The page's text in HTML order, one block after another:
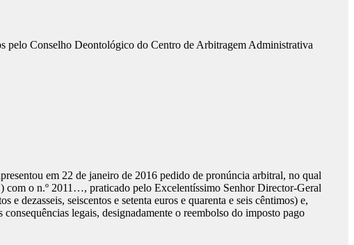
pelo Conselho Deontológico do Centro de Arbitragem Administrativa
em 22 de janeiro de 2016 pedido de pronúncia arbitral, no qual
com o n.º 2011…, praticado pelo Excelentíssimo Senhor Director-Geral
dezasseis, seiscentos e setenta euros e quarenta e seis cêntimos) e,
legais, designadamente o reembolso do imposto pago